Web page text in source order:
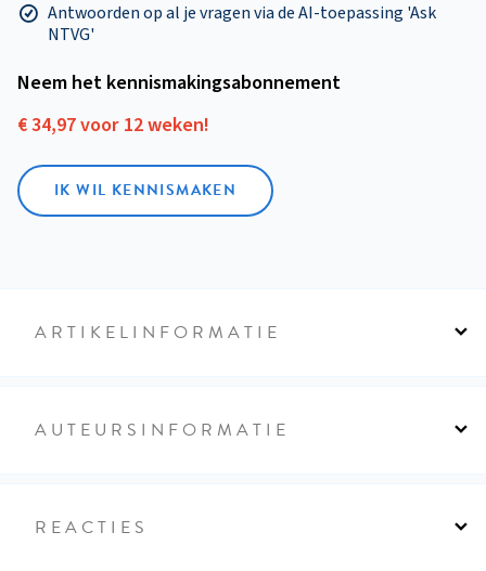
Antwoorden op al je vragen via de AI-toepassing 'Ask
NTVG'
Neem het kennismakings­abonnement
€ 34,97 voor 12 weken!
IK WIL KENNISMAKEN
ARTIKELINFORMATIE
AUTEURSINFORMATIE
REACTIES